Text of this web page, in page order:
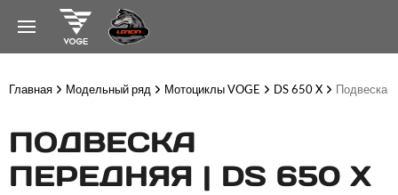
Главная Модельный ряд Мотоциклы VOGE DS 650 X Подвеска
ПОДВЕСКА
ПЕРЕДНЯЯ | DS 650 X